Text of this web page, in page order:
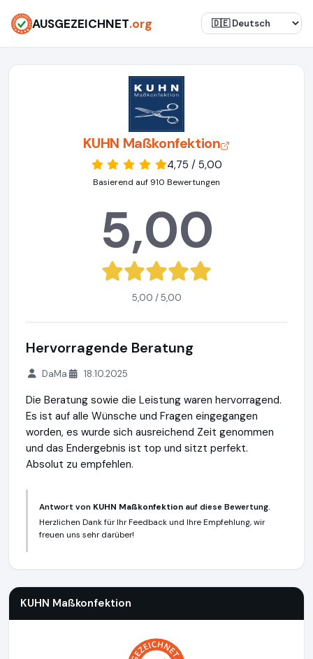
AUSGEZEICHNET.org
KUHN Maßkonfektion
4,75 / 5,00
Basierend auf 910 Bewertungen
5,00
5,00 / 5,00
Hervorragende Beratung
DaMa 18.10.2025
Die Beratung sowie die Leistung waren hervorragend.
Es ist auf alle Wünsche und Fragen eingegangen
worden, es wurde sich ausreichend Zeit genommen
und das Endergebnis ist top und sitzt perfekt.
Absolut zu empfehlen.
Antwort von KUHN Maßkonfektion auf diese Bewertung.
Herzlichen Dank für Ihr Feedback und Ihre Empfehlung, wir
freuen uns sehr darüber!
KUHN Maßkonfektion